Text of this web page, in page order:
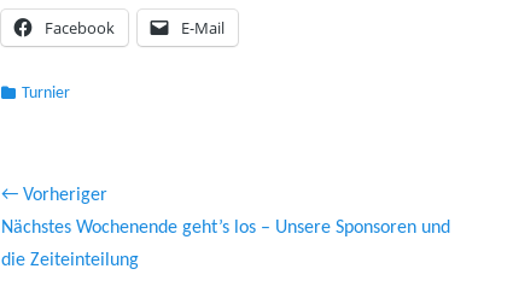
Facebook E-Mail
Kategorien
Turnier
Beitragsnavigation
← Vorheriger
Vorheriger
Beitrag:
Nächstes Wochenende geht’s los – Unsere Sponsoren und
die Zeiteinteilung